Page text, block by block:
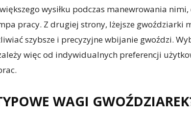
wysiłku podczas manewrowania
pracy. Z drugiej strony, lżejsze gwoździarki
szybsze i precyzyjne wbijanie gwoździ.
więc od indywidualnych preferencji
WAGI